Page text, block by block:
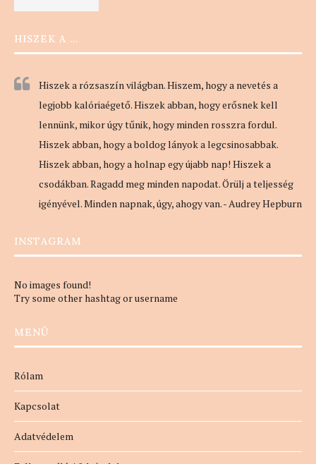
HISZEK A …
Hiszek a rózsaszín világban. Hiszem, hogy a nevetés a
legjobb kalóriaégető. Hiszek abban, hogy erősnek kell
lennünk, mikor úgy tűnik, hogy minden rosszra fordul.
Hiszek abban, hogy a boldog lányok a legcsinosabbak.
Hiszek abban, hogy a holnap egy újabb nap! Hiszek a
csodákban. Ragadd meg minden napodat. Örülj a teljesség
igényével. Minden napnak, úgy, ahogy van. - Audrey Hepburn
INSTAGRAM
No images found!
Try some other hashtag or username
MENÜ
Rólam
Kapcsolat
Adatvédelem